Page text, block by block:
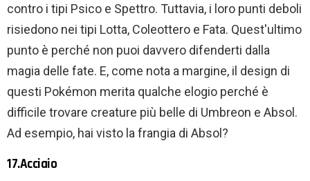
contro i tipi Psico e Spettro. Tuttavia, i loro punti deboli
risiedono nei tipi Lotta, Coleottero e Fata. Quest'ultimo
punto è perché non puoi davvero difenderti dalla
magia delle fate. E, come nota a margine, il design di
questi Pokémon merita qualche elogio perché è
difficile trovare creature più belle di Umbreon e Absol.
Ad esempio, hai visto la frangia di Absol?
17.Acciaio